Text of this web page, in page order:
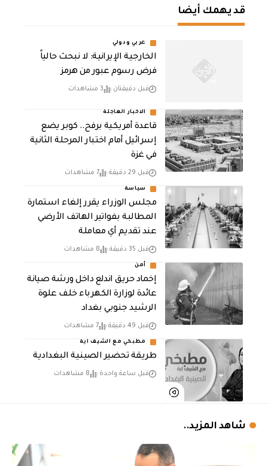
قد يهمك أيضا
عربي ودولي
الخارجية الإيرانية: لا نبحث حالياً
فرض رسوم عبور من هرمز
قبل دقيقتان 3 مشاهدات
الاخبار العاجلة
قاعدة أمريكية برفح.. كوبر يضع
إسرائيل أمام اختبار المرحلة الثانية
في غزة
قبل 29 دقيقة 7 مشاهدات
سياسة
مجلس الوزراء يقرر إلغاء استمارة
المطالبة بفواتير الهاتف الأرضي
عند تقديم أي معاملة
قبل 35 دقيقة 8 مشاهدات
أمن
إخماد حريق اندلع داخل ورشة صيانة
عائدة لوزارة الكهرباء خلف علوة
الرشيد جنوبي بغداد
قبل 49 دقيقة 7 مشاهدات
مطبخي مع الشيف اية
طريقة تحضير الصينية البغدادية
قبل ساعة واحدة 8 مشاهدات
شاهد المزيد..